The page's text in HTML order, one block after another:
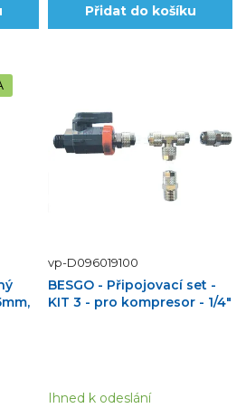
Přidat do košíku
vp-D096019100
BESGO - Připojovací set -
KIT 3 - pro kompresor - 1/4"
Ihned k odeslání